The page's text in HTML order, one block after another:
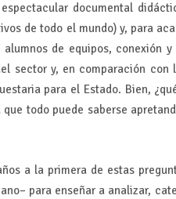
documental
de todo el mundo) y, para
de equipos, conexión y
sector y, en comparación con
para el Estado. Bien,
todo puede saberse
a la primera de estas
para enseñar a analizar,